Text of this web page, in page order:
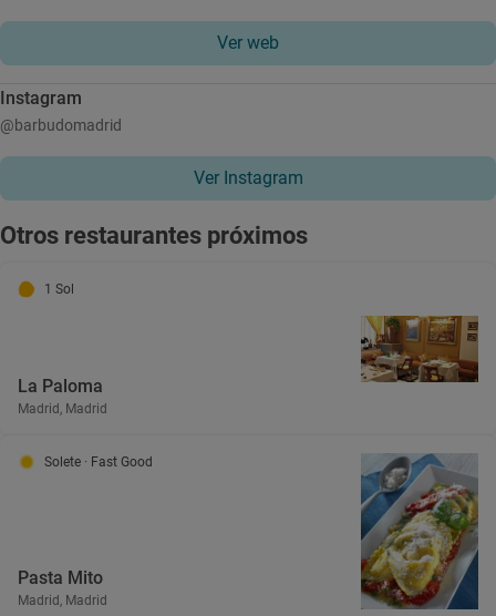
Ver web
Instagram
@barbudomadrid
Ver Instagram
Otros restaurantes próximos
1 Sol
La Paloma
Madrid, Madrid
Solete · Fast Good
Pasta Mito
Madrid, Madrid